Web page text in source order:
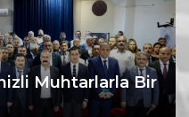
Muhtarlarla Bir